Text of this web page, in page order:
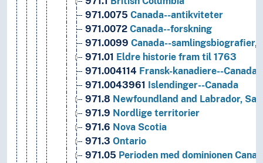
971.0075 Canada--antikviteter
971.0072 Canada--forskning
971.0099 Canada--samlingsbiografier,
971.01 Eldre historie fram til 1763
971.004114 Fransk-kanadiere--Canada
971.0043961
Islendinger--Canada
971.8 Newfoundland and Labrador,
971.9 Nordlige territorier
971.6 Nova Scotia
971.3 Ontario
971.05 Perioden med dominionen